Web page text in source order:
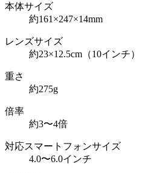
本体サイズ
約161×247×14mm
レンズサイズ
約23×12.5cm（10インチ）
重さ
約275g
倍率
約3〜4倍
対応スマートフォンサイズ
4.0〜6.0インチ